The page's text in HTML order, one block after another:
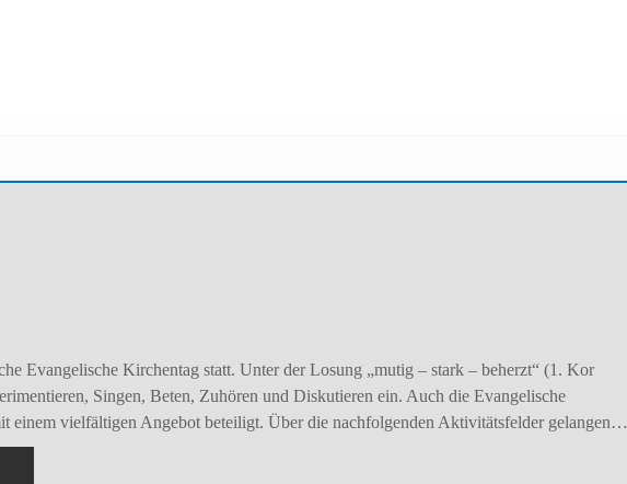
Evangelische Kirchentag statt. Unter der Losung „mutig – stark – beherzt“ (1. Kor
Singen, Beten, Zuhören und Diskutieren ein. Auch die Evangelische
einem vielfältigen Angebot beteiligt. Über die nachfolgenden Aktivitätsfelder gelangen…